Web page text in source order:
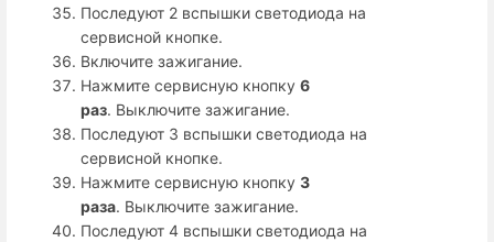
Последуют 2 вспышки светодиода на
сервисной кнопке.
Включите зажигание.
Нажмите сервисную кнопку6
раз. Выключите зажигание.
Последуют 3 вспышки светодиода на
сервисной кнопке.
Нажмите сервисную кнопку3
раза. Выключите зажигание.
Последуют 4 вспышки светодиода на